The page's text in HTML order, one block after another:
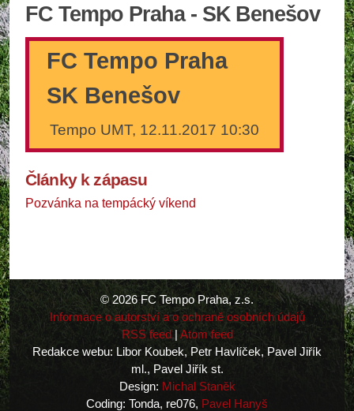
FC Tempo Praha - SK Benešov
FC Tempo Praha
SK Benešov
Tempo UMT, 12.11.2017 10:30
Články k zápasu
Pozvánka na tempácký víkend
© 2026 FC Tempo Praha, z.s.
Informace o autorství a o ochraně osobních údajů
RSS feed| Atom feed
Redakce webu: Libor Koubek, Petr Havlíček, Pavel Jiřík
ml., Pavel Jiřík st.
Design: Michal Staněk
Coding: Tonda, re076, Pavel Hanyš